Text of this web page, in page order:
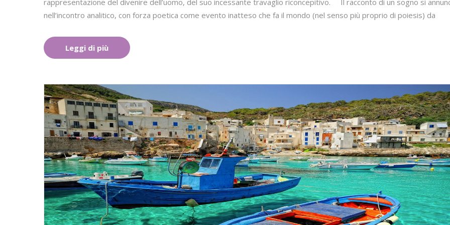
rappresentazione del divenire dell’uomo, del suo incessante travaglio riconcepitivo. Il racconto di un sogno si
nell’incontro analitico, con forza poetica come evento inatteso che fa il mondo (nel senso più proprio di poiesis) da
Leggi di più